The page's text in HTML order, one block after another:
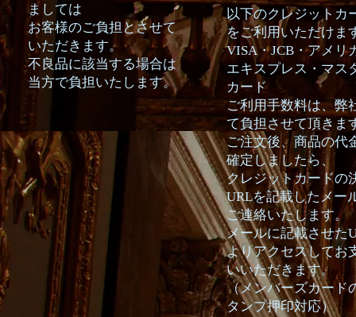
ましては
お客様のご負担とさせて
いただきます。
不良品に該当する場合は
当方で負担いたします。
以下のクレジットカ
をご利用いただけま
VISA・JCB・アメリ
エキスプレス・マス
カード
ご利用手数料は、弊
て負担させて頂きま
ご注文後、商品の代
確定しましたら、
クレジットカードの
URLを記載したメー
ご連絡いたします。
メールに記載させた
よりアクセスしてお
いいただきます。
（メンバーズカード
タンプ押印対応）